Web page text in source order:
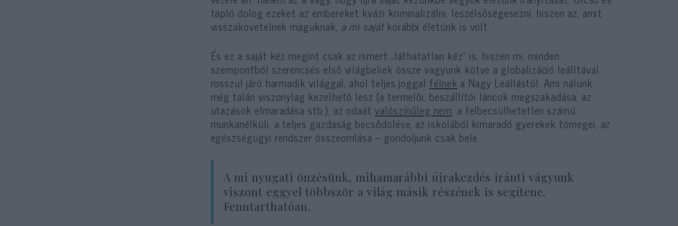
tapló dolog ezeket az embereket kvázi kriminalizálni, leszélsőségesezni, hiszen az, amit
visszakövetelnek maguknak, a mi sajátkorábbi életünk is volt.
És ez a saját kéz megint csak az ismert „láthatatlan kéz” is, hiszen mi, minden
szempontból szerencsés első világbeliek össze vagyunk kötve a globalizáció leálltával
rosszul járó harmadik világgal, ahol teljes joggal félnek a Nagy Leállástól. Ami nálunk
még talán viszonylag kezelhető lesz (a termelői, beszállítói láncok megszakadása, az
utazások elmaradása stb.), az odaát valószínűleg nem: a felbecsülhetetlen számú
munkanélküli, a teljes gazdaság becsődölése, az iskolából kimaradó gyerekek tömegei, az
egészségügyi rendszer összeomlása – gondoljunk csak bele.
A mi nyugati önzésünk, mihamarábbi újrakezdés iránti vágyunk
viszont eggyel többször a világ másik részének is segítene.
Fenntarthatóan.